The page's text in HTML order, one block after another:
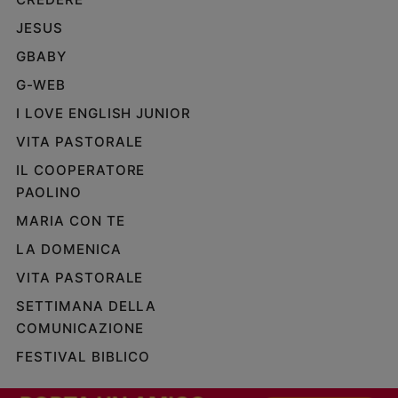
JESUS
GBABY
G-WEB
I LOVE ENGLISH JUNIOR
VITA PASTORALE
IL COOPERATORE
PAOLINO
MARIA CON TE
LA DOMENICA
VITA PASTORALE
SETTIMANA DELLA
COMUNICAZIONE
FESTIVAL BIBLICO